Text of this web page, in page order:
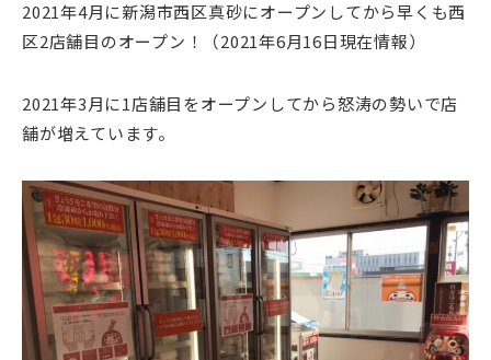
2021年4月に新潟市西区真砂にオープンしてから早くも西
区2店舗目のオープン！（2021年6月16日現在情報）
2021年3月に1店舗目をオープンしてから怒涛の勢いで店
舗が増えています。